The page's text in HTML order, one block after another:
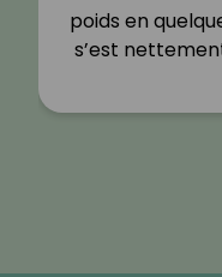
poids en
s’est